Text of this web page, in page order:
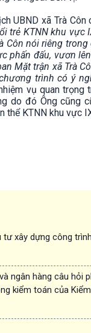
UBND xã Trà Côn
trẻ KTNN khu vực
Côn nói riêng
phấn đấu, vươn
Mặt trận xã Trà
trình có ý
vụ quan
đó Ông cũng
thể KTNN khu vực
xây dựng công
ngân hàng câu hỏi
kiểm toán của